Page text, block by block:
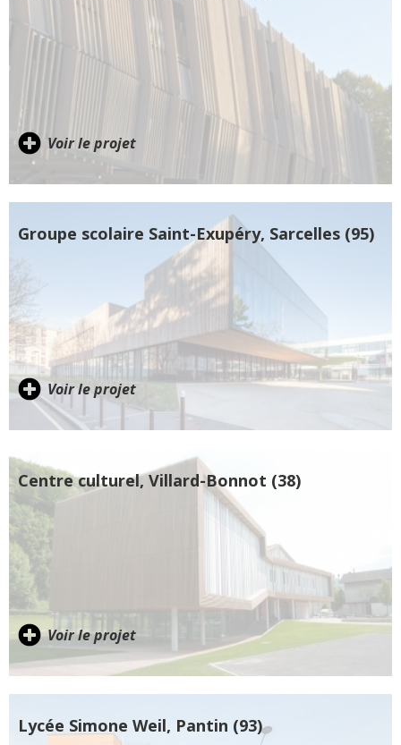
Voir le projet
Groupe scolaire Saint-Exupéry, Sarcelles (95)
Voir le projet
Centre culturel, Villard-Bonnot (38)
Voir le projet
Lycée Simone Weil, Pantin (93)